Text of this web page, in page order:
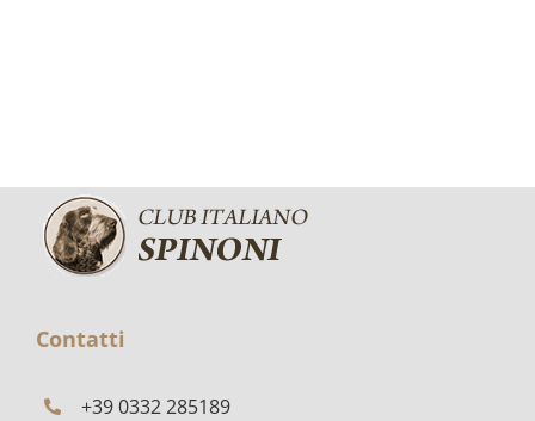
Contatti
+39 0332 285189